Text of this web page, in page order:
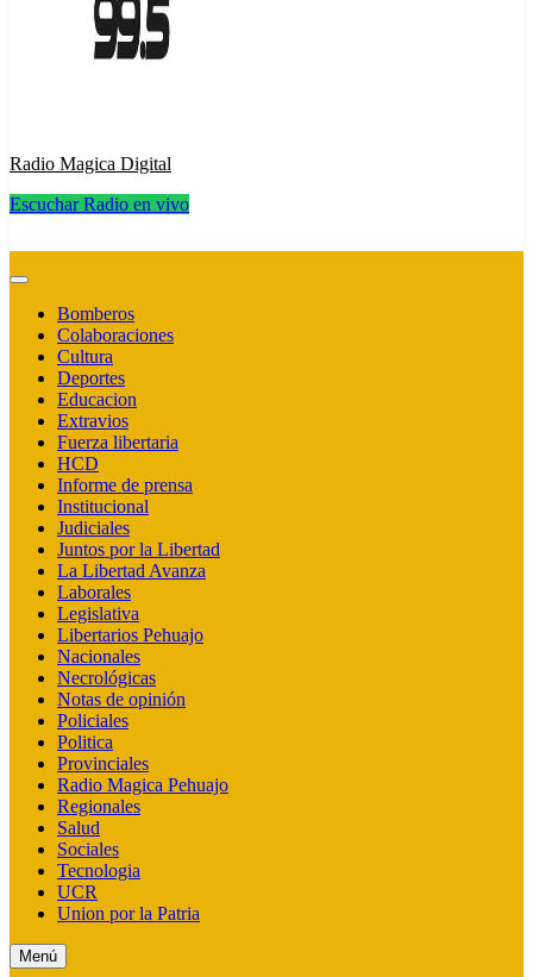
Radio Magica Digital
Escuchar Radio en vivo
Bomberos
Colaboraciones
Cultura
Deportes
Educacion
Extravios
Fuerza libertaria
HCD
Informe de prensa
Institucional
Judiciales
Juntos por la Libertad
La Libertad Avanza
Laborales
Legislativa
Libertarios Pehuajo
Nacionales
Necrológicas
Notas de opinión
Policiales
Politica
Provinciales
Radio Magica Pehuajo
Regionales
Salud
Sociales
Tecnologia
UCR
Union por la Patria
Menú